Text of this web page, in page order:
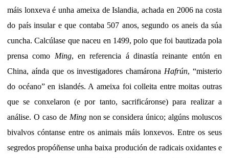
máis lonxeva é unha ameixa de Islandia, achada en 2006 na costa
do país insular e que contaba 507 anos, segundo os aneis da súa
cuncha. Calcúlase que naceu en 1499, polo que foi bautizada pola
prensa como Ming, en referencia á dinastía reinante entón en
China, aínda que os investigadores chamárona Hafrún, “misterio
do océano” en islandés. A ameixa foi colleita entre moitas outras
que se conxelaron (e por tanto, sacrificáronse) para realizar a
análise. O caso de Mingnon se considera único; algúns moluscos
bivalvos cóntanse entre os animais máis lonxevos. Entre os seus
segredos propóñense unha baixa produción de radicais oxidantes e